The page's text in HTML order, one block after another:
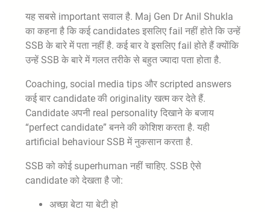
यह सबसे important सवाल है. Maj Gen Dr Anil Shukla
का कहना है कि कई candidates इसलिए fail नहीं होते कि उन्हें
SSB के बारे में पता नहीं है. कई बार वे इसलिए fail होते हैं क्योंकि
उन्हें SSB के बारे में गलत तरीके से बहुत ज्यादा पता होता है.
Coaching, social media tips और scripted answers
कई बार candidate की originality खत्म कर देते हैं.
Candidate अपनी real personality दिखाने के बजाय
“perfect candidate” बनने की कोशिश करता है. यही
artificial behaviour SSB में नुकसान करता है.
SSB को कोई superhuman नहीं चाहिए. SSB ऐसे
candidate को देखता है जो:
अच्छा बेटा या बेटी हो